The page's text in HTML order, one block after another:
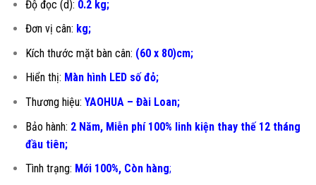
Độ đọc (d): 0.2 kg;
Đơn vị cân: kg;
Kích thước mặt bàn cân: (60 x 80)cm;
Hiển thị: Màn hình LED số đỏ;
Thương hiệu: YAOHUA – Đài Loan;
Bảo hành: 2 Năm, Miễn phí 100% linh kiện thay thế 12 tháng
đầu tiên;
Tình trạng: Mới 100%, Còn hàng;